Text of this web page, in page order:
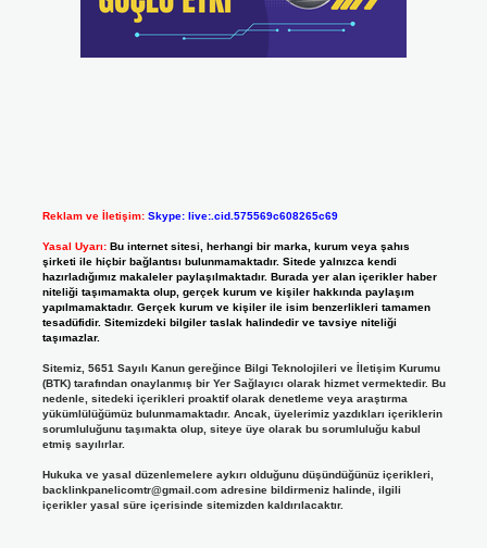
Reklam ve İletişim: Skype: live:.cid.575569c608265c69
Yasal Uyarı: Bu internet sitesi, herhangi bir marka, kurum veya şahıs
şirketi ile hiçbir bağlantısı bulunmamaktadır. Sitede yalnızca kendi
hazırladığımız makaleler paylaşılmaktadır. Burada yer alan içerikler haber
niteliği taşımamakta olup, gerçek kurum ve kişiler hakkında paylaşım
yapılmamaktadır. Gerçek kurum ve kişiler ile isim benzerlikleri tamamen
tesadüfidir. Sitemizdeki bilgiler taslak halindedir ve tavsiye niteliği
taşımazlar.
Sitemiz, 5651 Sayılı Kanun gereğince Bilgi Teknolojileri ve İletişim Kurumu
(BTK) tarafından onaylanmış bir Yer Sağlayıcı olarak hizmet vermektedir. Bu
nedenle, sitedeki içerikleri proaktif olarak denetleme veya araştırma
yükümlülüğümüz bulunmamaktadır. Ancak, üyelerimiz yazdıkları içeriklerin
sorumluluğunu taşımakta olup, siteye üye olarak bu sorumluluğu kabul
etmiş sayılırlar.
Hukuka ve yasal düzenlemelere aykırı olduğunu düşündüğünüz içerikleri,
backlinkpanelicomtr@gmail.comadresine bildirmeniz halinde, ilgili
içerikler yasal süre içerisinde sitemizden kaldırılacaktır.